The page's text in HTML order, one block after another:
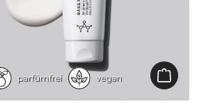
parfümfrei vegan